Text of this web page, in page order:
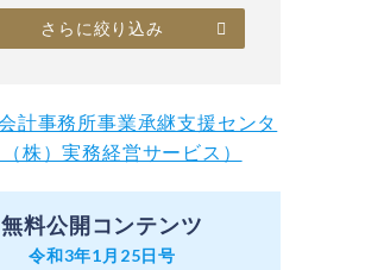
さらに絞り込み
無料公開コンテンツ
令和3年1月25日号